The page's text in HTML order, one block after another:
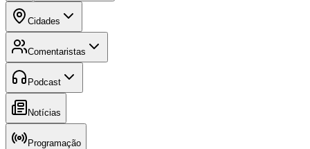
Cidades
Comentaristas
Podcast
Notícias
Programação